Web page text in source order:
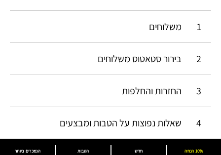
1 משלוחים
2 בירור סטאטוס משלוחים
3 החזרות והחלפות
4 שאלות נפוצות על הטבות ומבצעים
הנמכרים ביותר הטבות חדש 10% הנחה